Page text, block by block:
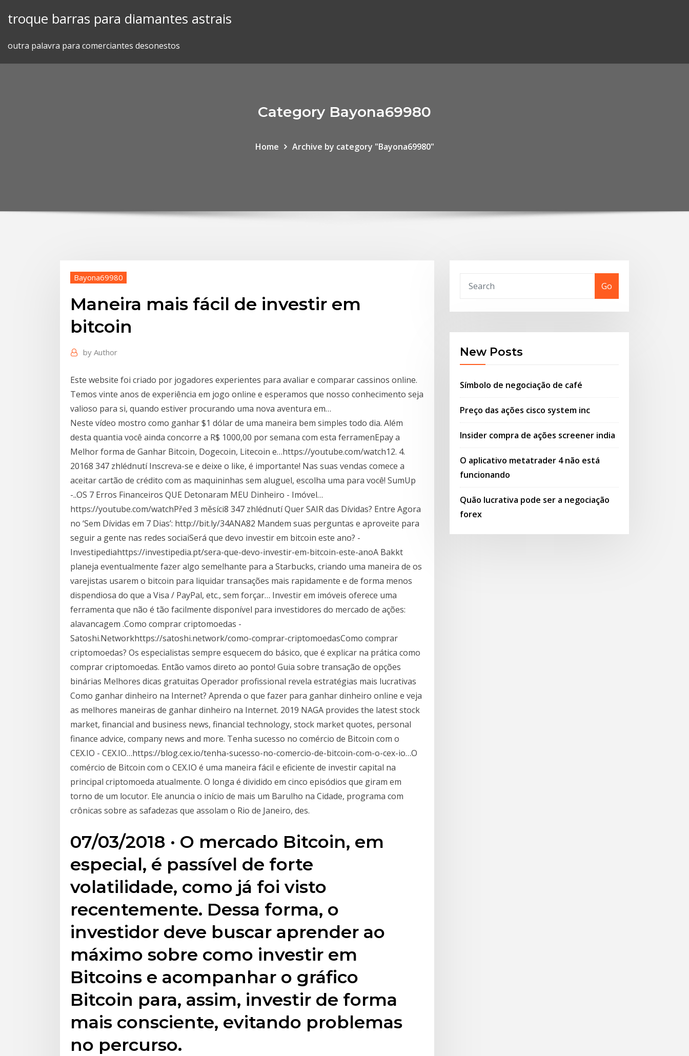
troque barras para diamantes astrais
outra palavra para comerciantes desonestos
Category Bayona69980
Home Archive by category "Bayona69980"
Bayona69980
Maneira mais fácil de investir em
bitcoin
by Author
Este website foi criado por jogadores experientes para avaliar e comparar cassinos online.
Temos vinte anos de experiência em jogo online e esperamos que nosso conhecimento seja
valioso para si, quando estiver procurando uma nova aventura em…
Neste vídeo mostro como ganhar $1 dólar de uma maneira bem simples todo dia. Além
desta quantia você ainda concorre a R$ 1000,00 por semana com esta ferramenEpay a
Melhor forma de Ganhar Bitcoin, Dogecoin, Litecoin e…https://youtube.com/watch12. 4.
20168 347 zhlédnutí Inscreva-se e deixe o like, é importante! Nas suas vendas comece a
aceitar cartão de crédito com as maquininhas sem aluguel, escolha uma para você! SumUp
-..OS 7 Erros Financeiros QUE Detonaram MEU Dinheiro - Imóvel…
https://youtube.com/watchPřed 3 měsíci8 347 zhlédnutí Quer SAIR das Dívidas? Entre Agora
no ‘Sem Dívidas em 7 Dias’: http://bit.ly/34ANA82 Mandem suas perguntas e aproveite para
seguir a gente nas redes sociaiSerá que devo investir em bitcoin este ano? -
Investipediahttps://investipedia.pt/sera-que-devo-investir-em-bitcoin-este-anoA Bakkt
planeja eventualmente fazer algo semelhante para a Starbucks, criando uma maneira de os
varejistas usarem o bitcoin para liquidar transações mais rapidamente e de forma menos
dispendiosa do que a Visa / PayPal, etc., sem forçar… Investir em imóveis oferece uma
ferramenta que não é tão facilmente disponível para investidores do mercado de ações:
alavancagem .Como comprar criptomoedas -
Satoshi.Networkhttps://satoshi.network/como-comprar-criptomoedasComo comprar
criptomoedas? Os especialistas sempre esquecem do básico, que é explicar na prática como
comprar criptomoedas. Então vamos direto ao ponto! Guia sobre transação de opções
binárias Melhores dicas gratuitas Operador profissional revela estratégias mais lucrativas
Como ganhar dinheiro na Internet? Aprenda o que fazer para ganhar dinheiro online e veja
as melhores maneiras de ganhar dinheiro na Internet. 2019 NAGA provides the latest stock
market, financial and business news, financial technology, stock market quotes, personal
finance advice, company news and more. Tenha sucesso no comércio de Bitcoin com o
CEX.IO - CEX.IO…https://blog.cex.io/tenha-sucesso-no-comercio-de-bitcoin-com-o-cex-io…O
comércio de Bitcoin com o CEX.IO é uma maneira fácil e eficiente de investir capital na
principal criptomoeda atualmente. O longa é dividido em cinco episódios que giram em
torno de um locutor. Ele anuncia o início de mais um Barulho na Cidade, programa com
crônicas sobre as safadezas que assolam o Rio de Janeiro, des.
07/03/2018 · O mercado Bitcoin, em
especial, é passível de forte
volatilidade, como já foi visto
recentemente. Dessa forma, o
investidor deve buscar aprender ao
máximo sobre como investir em
Bitcoins e acompanhar o gráfico
Bitcoin para, assim, investir de forma
mais consciente, evitando problemas
no percurso.
Go
New Posts
Símbolo de negociação de café
Preço das ações cisco system inc
Insider compra de ações screener india
O aplicativo metatrader 4 não está
funcionando
Quão lucrativa pode ser a negociação
forex